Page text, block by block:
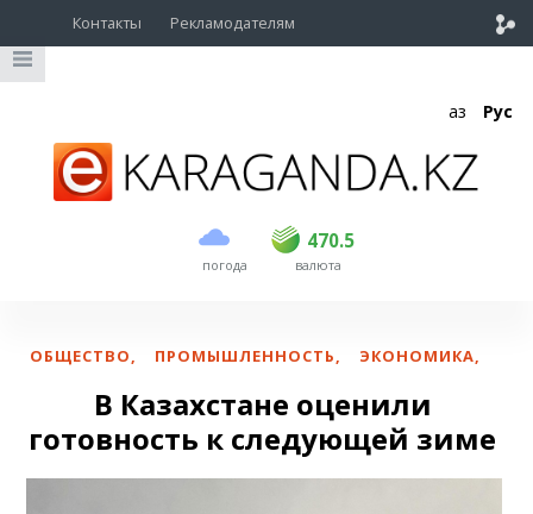
Контакты Рекламодателям
Қаз Рус
погода
470.5
USD 468.5 470.5
EUR валюта
ОБЩЕСТВО, ПРОМЫШЛЕННОСТЬ, ЭКОНОМИКА,
В Казахстане оценили
готовность к следующей зиме